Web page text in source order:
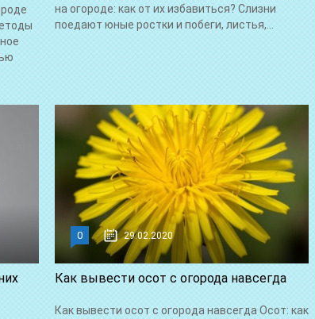
на огороде: как от их избавиться? Слизни
поедают юные ростки и побеги, листья,...
0 29.02.2020
Как вывести осот с огорода навсегда
Как вывести осот с огорода навсегда Осот: как